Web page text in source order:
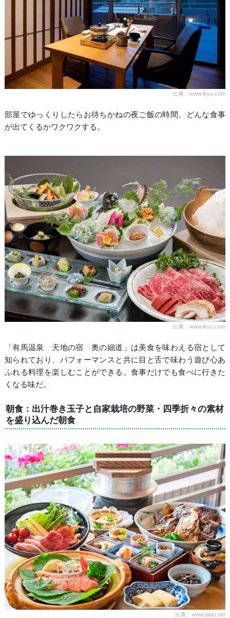
出典：www.ikyu.com
部屋でゆっくりしたらお待ちかねの夜ご飯の時間。どんな食事
が出てくるかワクワクする。
出典：www.ikyu.com
「有馬温泉 天地の宿 奥の細道」は美食を味わえる宿として
知られており、パフォーマンスと共に目と舌で味わう遊び心あ
ふれる料理を楽しむことができる。食事だけでも食べに行きた
くなる味だ。
朝食：出汁巻き玉子と自家栽培の野菜・四季折々の素材
を盛り込んだ朝食
出典：www.jalan.net